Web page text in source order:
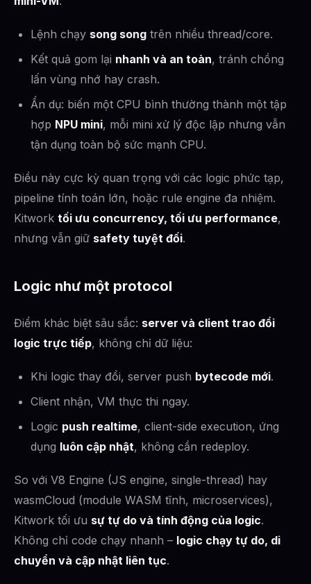
Lệnh chạy song song trên nhiều thread/core.
Kết quả gom lại nhanh và an toàn, tránh chồng
lấn vùng nhớ hay crash.
Ẩn dụ: biến một CPU bình thường thành một tập
hợp NPU mini, mỗi mini xử lý độc lập nhưng vẫn
tận dụng toàn bộ sức mạnh CPU.
Điều này cực kỳ quan trọng với các logic phức tạp,
pipeline tính toán lớn, hoặc rule engine đa nhiệm.
Kitwork tối ưu concurrency, tối ưu performance,
nhưng vẫn giữ safety tuyệt đối.
Logic như một protocol
Điểm khác biệt sâu sắc: server và client trao đổi
logic trực tiếp, không chỉ dữ liệu:
Khi logic thay đổi, server push bytecode mới.
Client nhận, VM thực thi ngay.
Logic push realtime, client-side execution, ứng
dụng luôn cập nhật, không cần redeploy.
So với V8 Engine (JS engine, single-thread) hay
wasmCloud (module WASM tĩnh, microservices),
Kitwork tối ưu sự tự do và tính động của logic.
Không chỉ code chạy nhanh – logic chạy tự do, di
chuyển và cập nhật liên tục.